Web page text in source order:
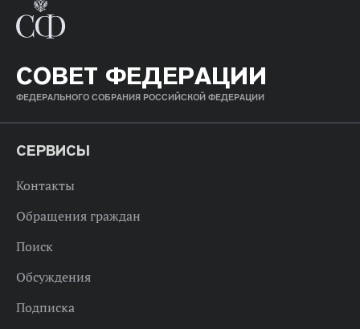
СОВЕТ ФЕДЕРАЦИИ
ФЕДЕРАЛЬНОГО СОБРАНИЯ РОССИЙСКОЙ ФЕДЕРАЦИИ
СЕРВИСЫ
Контакты
Обращения граждан
Поиск
Обсуждения
Подписка